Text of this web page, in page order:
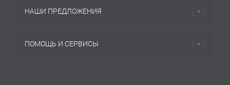
НАШИ ПРЕДЛОЖЕНИЯ
ПОМОЩЬ И СЕРВИСЫ